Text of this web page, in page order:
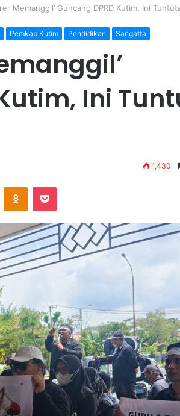
Memanggil’ Guncang DPRD Kutim, Ini
Pemkab Kutim Pendidikan Sangatta
Ini
1,430